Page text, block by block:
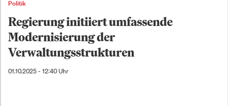
Politik
Regierung initiiert umfassende
Modernisierung der
Verwaltungsstrukturen
01.10.2025 - 12:40 Uhr